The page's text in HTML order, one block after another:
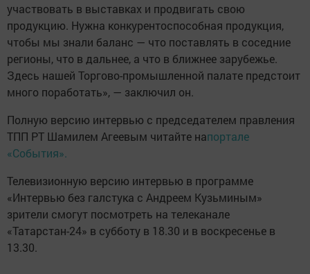
участвовать в выставках и продвигать свою
продукцию. Нужна конкурентоспособная продукция,
чтобы мы знали баланс — что поставлять в соседние
регионы, что в дальнее, а что в ближнее зарубежье.
Здесь нашей Торгово-промышленной палате предстоит
много поработать», — заключил он.
Полную версию интервью с председателем правления
ТПП РТ Шамилем Агеевым читайте напортале
«События».
Телевизионную версию интервью в программе
«Интервью без галстука с Андреем Кузьминым»
зрители смогут посмотреть на телеканале
«Татарстан-24» в субботу в 18.30 и в воскресенье в
13.30.